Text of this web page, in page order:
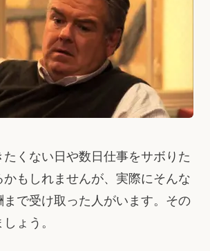
くない日や数日仕事をサボりた
かもしれませんが、実際にそんな
まで受け取った人がいます。その
ょう。